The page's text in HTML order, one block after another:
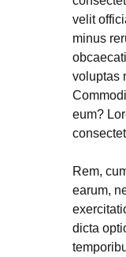
velit
minus
voluptas
eum?
Rem,
earum,
dicta